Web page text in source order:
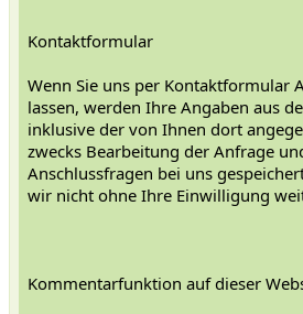
Kontaktformular
Wenn Sie uns per Kontaktformular
lassen, werden Ihre Angaben aus
inklusive der von Ihnen dort
zwecks Bearbeitung der Anfrage
Anschlussfragen bei uns
wir nicht ohne Ihre Einwilligung
Kommentarfunktion auf dieser